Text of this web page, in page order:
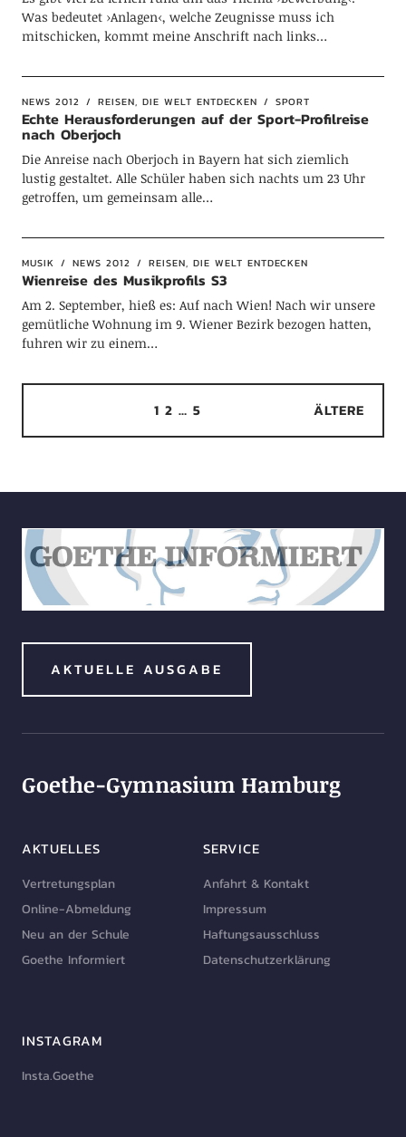
Was bedeutet ›Anlagen‹, welche Zeugnisse muss ich
mitschicken, kommt meine Anschrift nach links…
NEWS 2012 REISEN, DIE WELT ENTDECKEN SPORT
Echte Herausforderungen auf der Sport-Profilreise
nach Oberjoch
Die Anreise nach Oberjoch in Bayern hat sich ziemlich
lustig gestaltet. Alle Schüler haben sich nachts um 23 Uhr
getroffen, um gemeinsam alle…
MUSIK NEWS 2012 REISEN, DIE WELT ENTDECKEN
Wienreise des Musikprofils S3
Am 2. September, hieß es: Auf nach Wien! Nach wir unsere
gemütliche Wohnung im 9. Wiener Bezirk bezogen hatten,
fuhren wir zu einem…
1 2 … 5 ÄLTERE
AKTUELLE AUSGABE
Goethe-Gymnasium Hamburg
AKTUELLES
Vertretungsplan
Online-Abmeldung
Neu an der Schule
Goethe Informiert
SERVICE
Anfahrt & Kontakt
Impressum
Haftungsausschluss
Datenschutzerklärung
INSTAGRAM
Insta.Goethe